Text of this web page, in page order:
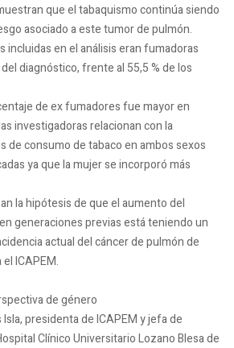
que el tabaquismo continúa siendo
asociado a este tumor de pulmón.
incluidas en el análisis eran fumadoras
diagnóstico, frente al 55,5 % de los
de ex fumadores fue mayor en
investigadoras relacionan con la
de consumo de tabaco en ambos sexos
ya que la mujer se incorporó más
la hipótesis de que el aumento del
generaciones previas está teniendo un
actual del cáncer de pulmón de
ICAPEM.
de género
presidenta de ICAPEM y jefa de
Clínico Universitario Lozano Blesa de